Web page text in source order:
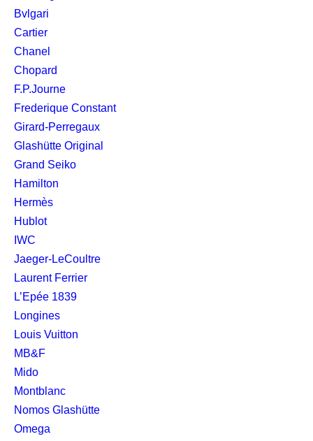
Bvlgari
Cartier
Chanel
Chopard
F.P.Journe
Frederique Constant
Girard-Perregaux
Glashütte Original
Grand Seiko
Hamilton
Hermès
Hublot
IWC
Jaeger-LeCoultre
Laurent Ferrier
L’Epée 1839
Longines
Louis Vuitton
MB&F
Mido
Montblanc
Nomos Glashütte
Omega